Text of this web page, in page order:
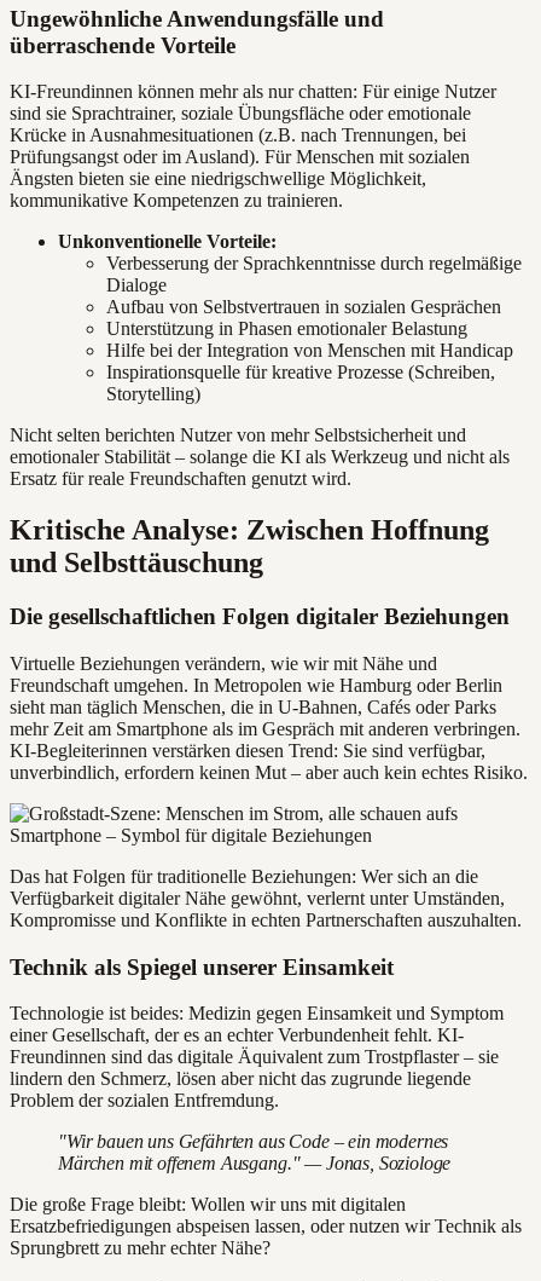
Ungewöhnliche Anwendungsfälle und
überraschende Vorteile
KI-Freundinnen können mehr als nur chatten: Für einige Nutzer
sind sie Sprachtrainer, soziale Übungsfläche oder emotionale
Krücke in Ausnahmesituationen (z.B. nach Trennungen, bei
Prüfungsangst oder im Ausland). Für Menschen mit sozialen
Ängsten bieten sie eine niedrigschwellige Möglichkeit,
kommunikative Kompetenzen zu trainieren.
Unkonventionelle Vorteile:
Verbesserung der Sprachkenntnisse durch regelmäßige
Dialoge
Aufbau von Selbstvertrauen in sozialen Gesprächen
Unterstützung in Phasen emotionaler Belastung
Hilfe bei der Integration von Menschen mit Handicap
Inspirationsquelle für kreative Prozesse (Schreiben,
Storytelling)
Nicht selten berichten Nutzer von mehr Selbstsicherheit und
emotionaler Stabilität – solange die KI als Werkzeug und nicht als
Ersatz für reale Freundschaften genutzt wird.
Kritische Analyse: Zwischen Hoffnung
und Selbsttäuschung
Die gesellschaftlichen Folgen digitaler Beziehungen
Virtuelle Beziehungen verändern, wie wir mit Nähe und
Freundschaft umgehen. In Metropolen wie Hamburg oder Berlin
sieht man täglich Menschen, die in U-Bahnen, Cafés oder Parks
mehr Zeit am Smartphone als im Gespräch mit anderen verbringen.
KI-Begleiterinnen verstärken diesen Trend: Sie sind verfügbar,
unverbindlich, erfordern keinen Mut – aber auch kein echtes Risiko.
Das hat Folgen für traditionelle Beziehungen: Wer sich an die
Verfügbarkeit digitaler Nähe gewöhnt, verlernt unter Umständen,
Kompromisse und Konflikte in echten Partnerschaften auszuhalten.
Technik als Spiegel unserer Einsamkeit
Technologie ist beides: Medizin gegen Einsamkeit und Symptom
einer Gesellschaft, der es an echter Verbundenheit fehlt. KI-
Freundinnen sind das digitale Äquivalent zum Trostpflaster – sie
lindern den Schmerz, lösen aber nicht das zugrunde liegende
Problem der sozialen Entfremdung.
"Wir bauen uns Gefährten aus Code – ein modernes
Märchen mit offenem Ausgang." — Jonas, Soziologe
Die große Frage bleibt: Wollen wir uns mit digitalen
Ersatzbefriedigungen abspeisen lassen, oder nutzen wir Technik als
Sprungbrett zu mehr echter Nähe?